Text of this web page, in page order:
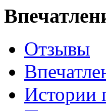
Отзывы
Истории